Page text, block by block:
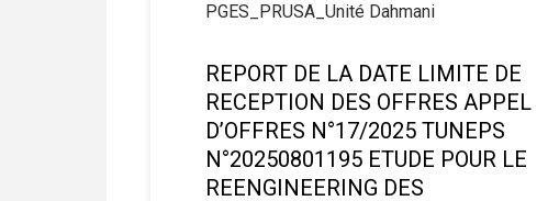
PGES_PRUSA_Unité Dahmani
REPORT DE LA DATE LIMITE DE
RECEPTION DES OFFRES APPEL
D’OFFRES N°17/2025 TUNEPS
N°20250801195 ETUDE POUR LE
REENGINEERING DES